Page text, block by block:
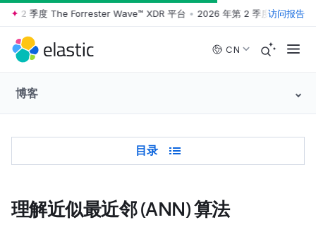
Skip to main content
2 季度 The Forrester Wave™ XDR 平台 • 2026 年第 2 季度 The访问报告
CN
博客
Table of Contents
目录
理解近似最近邻 (ANN) 算法